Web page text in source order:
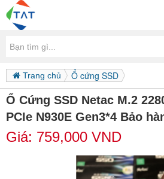
Trang chủ Ổ cứng SSD
Ổ Cứng SSD Netac M.2
PCIe N930E Gen3*4 Bảo
Giá: 759,000 VND